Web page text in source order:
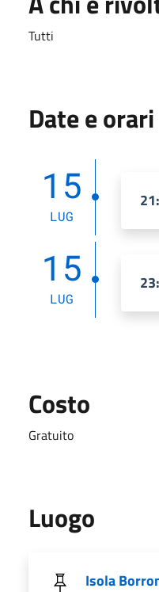
Tutti
Date e orari
15
LUG
15
LUG
Costo
Gratuito
Luogo
Isola